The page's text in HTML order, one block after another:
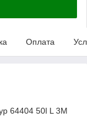
Оплата
64404 50l L 3M